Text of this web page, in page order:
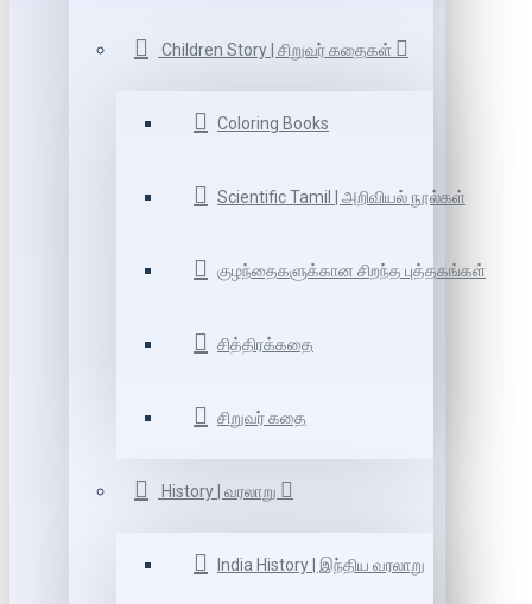
Children Story | சிறுவர் கதைகள்
Coloring Books
Scientific Tamil | அறிவியல் நூல்கள்
குழந்தைகளுக்கான சிறந்த புத்தகங்கள்
சித்திரக்கதை
சிறுவர் கதை
History | வரலாறு
India History | இந்திய வரலாறு